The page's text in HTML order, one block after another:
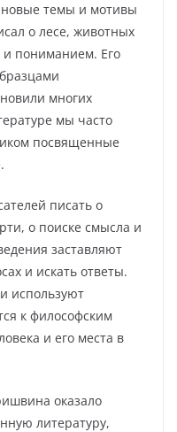
темы и мотивы
о лесе, животных
пониманием. Его
многих
мы часто
посвященные
писать о
о поиске смысла и
заставляют
и искать ответы.
используют
к философским
и его места в
оказало
литературу,